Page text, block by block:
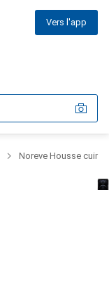
Vers l'app
Noreve Housse cuir